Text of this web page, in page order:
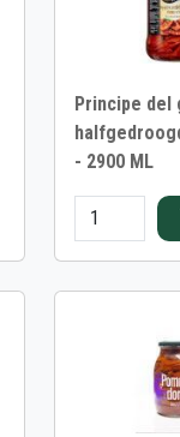
Principe del
- 2900 ML